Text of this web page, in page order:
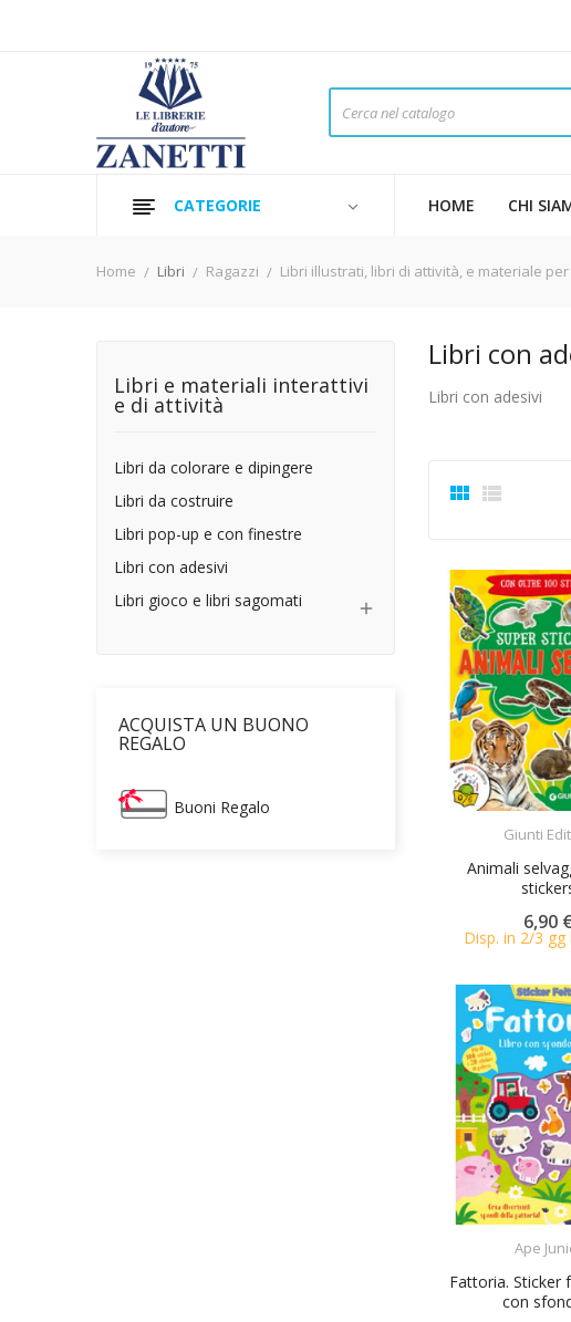
CATEGORIE HOME CHI
Home Libri Ragazzi Libri illustrati, libri di attività, e materiale
Libri e materiali interattivi
e di attività
Libri da colorare e dipingere
Libri da costruire
Libri pop-up e con finestre
Libri con adesivi
Libri gioco e libri sagomati

ACQUISTA UN BUONO
REGALO
Buoni Regalo
Libri con
Libri con adesivi
 
Giunti
Animali
6,90 €
Disp. in 2/3 gg
Ape
Fattoria. Sticker
con